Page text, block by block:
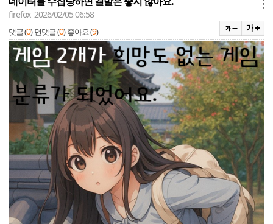
firefox 2026/02/05 06:58
댓글 (0) 먼댓글 (0) 좋아요 (9)